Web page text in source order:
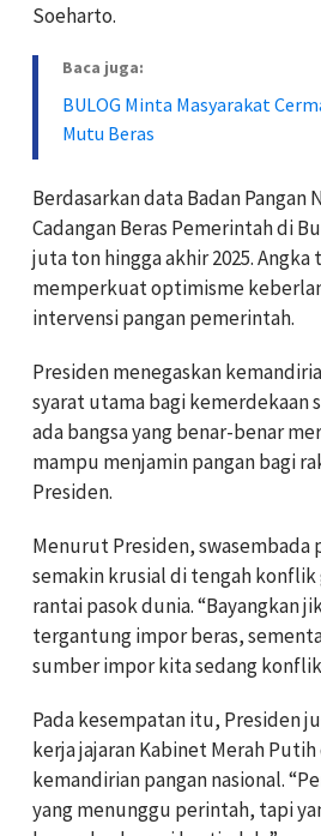
Soeharto.
Baca juga:
BULOG Minta Masyarakat
Mutu Beras
Berdasarkan data Badan Pangan
Cadangan Beras Pemerintah di
juta ton hingga akhir 2025.
memperkuat optimisme
intervensi pangan pemerintah.
Presiden menegaskan
syarat utama bagi kemerdekaan
ada bangsa yang benar-benar
mampu menjamin pangan bagi
Presiden.
Menurut Presiden, swasembada
semakin krusial di tengah
rantai pasok dunia. “Bayangkan
tergantung impor beras,
sumber impor kita sedang
Pada kesempatan itu, Presiden
kerja jajaran Kabinet Merah
kemandirian pangan nasional.
yang menunggu perintah, tapi